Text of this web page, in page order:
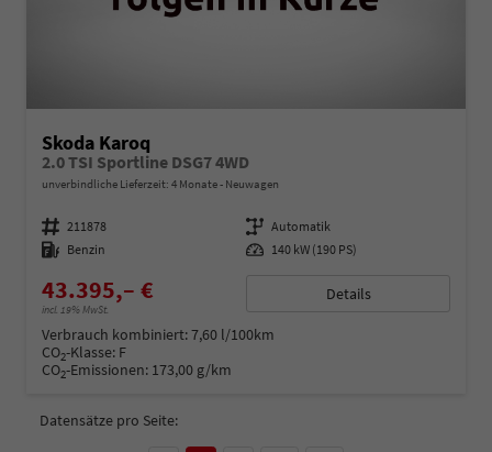
Skoda Karoq
2.0 TSI Sportline DSG7 4WD
unverbindliche Lieferzeit: 4 Monate Neuwagen
Fahrzeugnummer 211878 Getriebe Automatik
Kraftstoff Benzin Leistung 140 kW (190 PS)
43.395,– €
incl. 19% MwSt.
Details
Verbrauch kombiniert:7,60 l/100km
CO2-Klasse: F
CO2-Emissionen: 173,00 g/km
Datensätze pro Seite: